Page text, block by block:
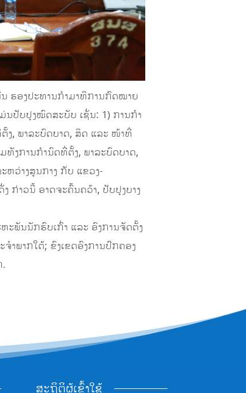
ຮອງປະທານກຳມາທິການກົດໝາຍ
ນປັບປຸງໝົດສະບັບ ເຊັ່ນ: 1) ການກໍາ
ງ, ພາລະບົດບາດ, ສິດ ແລະ ໜ້າທີ່
ທັງການກໍານົດທີ່ຕັ້ງ, ພາລະບົດບາດ,
ຫວ່າງສູນກາງ ກັບ ແຂວງ-
ກ່າວນີ້ ອາດຈະຄົ້ນຄວ້າ, ປັບປຸງບາງ
ະພັນນັກຮົບເກົ່າ ແລະ ອົງການຈັດຕັ້ງ
ຳພາກໃຕ້; ຂົງເຂດອົງການປົກຄອງ
.
ສະຖິຕິຜູ້ເຂົ້າໃຊ້